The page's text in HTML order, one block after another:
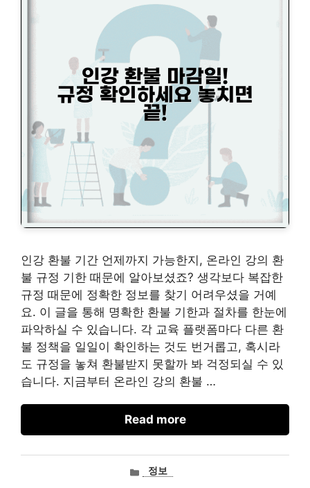
인강 환불 기간 언제까지 가능한지, 온라인 강의 환
불 규정 기한 때문에 알아보셨죠? 생각보다 복잡한
규정 때문에 정확한 정보를 찾기 어려우셨을 거예
요. 이 글을 통해 명확한 환불 기한과 절차를 한눈에
파악하실 수 있습니다. 각 교육 플랫폼마다 다른 환
불 정책을 일일이 확인하는 것도 번거롭고, 혹시라
도 규정을 놓쳐 환불받지 못할까 봐 걱정되실 수 있
습니다. 지금부터 온라인 강의 환불 …
Read more
카정보